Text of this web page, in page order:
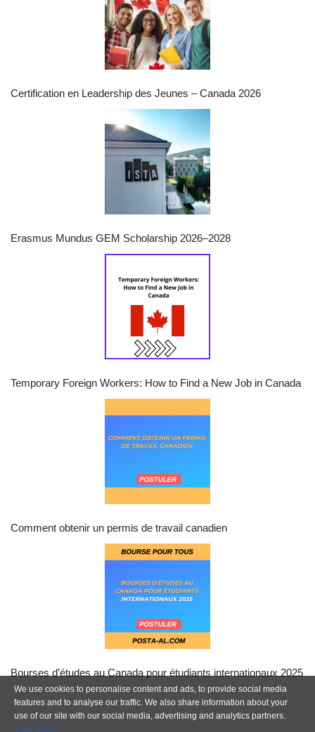
Certification en Leadership des Jeunes – Canada 2026
Erasmus Mundus GEM Scholarship 2026–2028
Temporary Foreign Workers: How to Find a New Job in Canada
Comment obtenir un permis de travail canadien
Bourses d’études au Canada pour étudiants internationaux 2025
We use cookies to personalise content and ads, to provide social media
features and to analyse our traffic. We also share information about your
use of our site with our social media, advertising and analytics partners.
View more